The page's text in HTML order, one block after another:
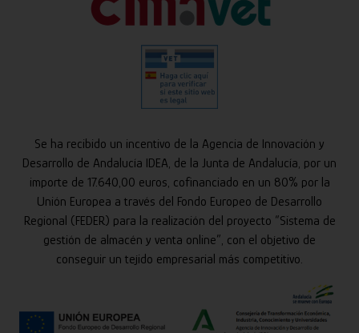
Se ha recibido un incentivo de la Agencia de Innovación y
Desarrollo de Andalucía IDEA, de la Junta de Andalucía, por un
importe de 17.640,00 euros, cofinanciado en un 80% por la
Unión Europea a través del Fondo Europeo de Desarrollo
Regional (FEDER) para la realización del proyecto “Sistema de
gestión de almacén y venta online”, con el objetivo de
conseguir un tejido empresarial más competitivo.